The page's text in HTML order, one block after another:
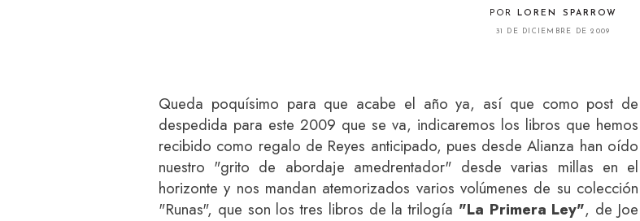
POR LOREN SPARROW
31 DE DICIEMBRE DE 2009
Queda poquísimo para que acabe el año ya, así que como post de
despedida para este 2009 que se va, indicaremos los libros que hemos
recibido como regalo de Reyes anticipado, pues desde Alianza han oído
nuestro "grito de abordaje amedrentador" desde varias millas en el
horizonte y nos mandan atemorizados varios volúmenes de su colección
"Runas", que son los tres libros de la trilogía "La Primera Ley", de Joe